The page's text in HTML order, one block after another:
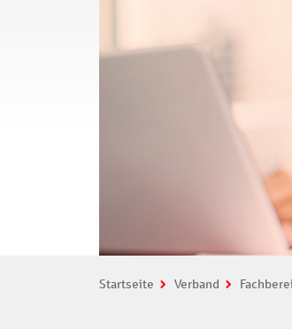
Startseite Verband